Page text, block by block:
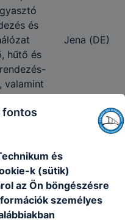
és
hűtő és
valamint
Jena (DE)
fontos
és
k (sütik)
az Ön böngészésre
személyes